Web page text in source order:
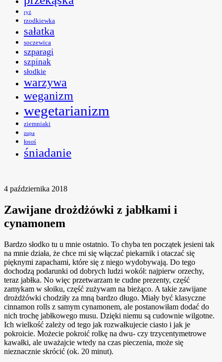
ryż
rzodkiewka
sałatka
soczewica
szparagi
szpinak
słodkie
warzywa
weganizm
wegetarianizm
ziemniaki
zupa
łosoś
śniadanie
4 października 2018
Zawijane drożdżówki z jabłkami i
cynamonem
Bardzo słodko tu u mnie ostatnio. To chyba ten początek jesieni tak
na mnie działa, że chce mi się włączać piekarnik i otaczać się
pięknymi zapachami, które się z niego wydobywają. Do tego
dochodzą podarunki od dobrych ludzi wokół: najpierw orzechy,
teraz jabłka. No więc przetwarzam te cudne prezenty, część
zamykam w słoiku, część zużywam na bieżąco. A takie zawijane
drożdżówki chodziły za mną bardzo długo. Miały być klasyczne
cinnamon rolls z samym cynamonem, ale postanowiłam dodać do
nich trochę jabłkowego musu. Dzięki niemu są cudownie wilgotne.
Ich wielkość zależy od tego jak rozwałkujecie ciasto i jak je
pokroicie. Możecie pokroić rolkę na dwu- czy trzycentymetrowe
kawałki, ale uważajcie wtedy na czas pieczenia, może się
nieznacznie skrócić (ok. 20 minut).